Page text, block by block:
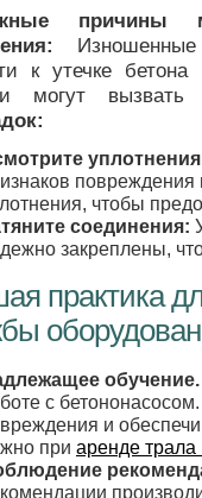
причины
к утечке
могут
чтобы
соединения:
закреплены,
практика
обучение.
с
и
при аренде